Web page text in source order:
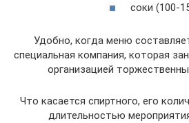
соки (100-
Удобно, когда меню
специальная компания, которая
организацией
Что касается спиртного, его
длительностью